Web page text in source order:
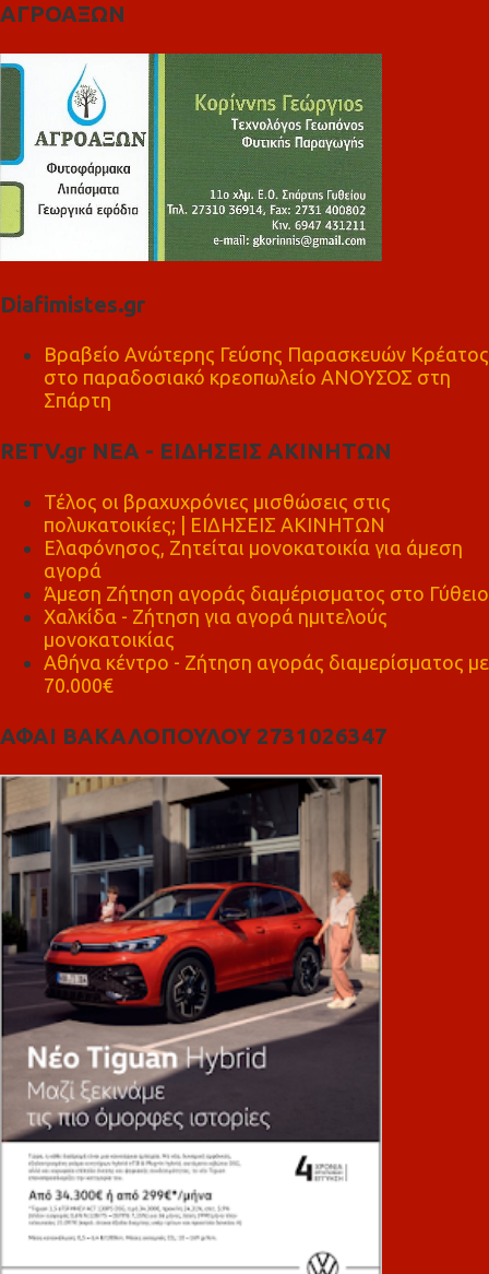
ΑΓΡΟΑΞΩΝ
Diafimistes.gr
Βραβείο Ανώτερης Γεύσης Παρασκευών Κρέατος
στο παραδοσιακό κρεοπωλείο ΑΝΟΥΣΟΣ στη
Σπάρτη
RETV.gr ΝΕΑ - ΕΙΔΗΣΕΙΣ ΑΚΙΝΗΤΩΝ
Τέλος οι βραχυχρόνιες μισθώσεις στις
πολυκατοικίες; | ΕΙΔΗΣΕΙΣ ΑΚΙΝΗΤΩΝ
Ελαφόνησος, Ζητείται μονοκατοικία για άμεση
αγορά
Άμεση Ζήτηση αγοράς διαμέρισματος στο Γύθειο
Χαλκίδα - Ζήτηση για αγορά ημιτελούς
μονοκατοικίας
Αθήνα κέντρο - Ζήτηση αγοράς διαμερίσματος με
70.000€
ΑΦΑΙ ΒΑΚΑΛΟΠΟΥΛΟΥ 2731026347